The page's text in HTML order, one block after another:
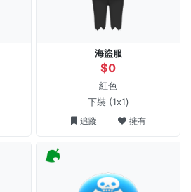
海盜服
$0
紅色
下裝 (1x1)
追蹤 擁有